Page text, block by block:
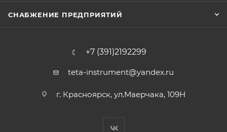
СНАБЖЕНИЕ ПРЕДПРИЯТИЙ
+7 (391)2192299
teta-instrument@yandex.ru
г. Красноярск, ул.Маерчака, 109Н